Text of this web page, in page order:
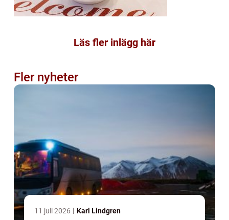
Läs fler inlägg här
Fler nyheter
11 juli 2026 Karl Lindgren